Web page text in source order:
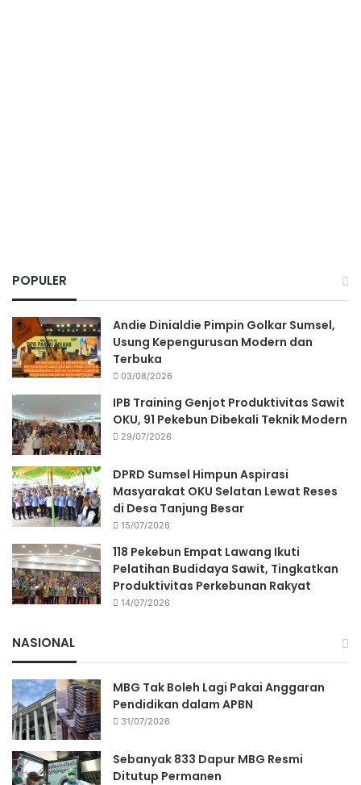
POPULER
Andie Dinialdie Pimpin Golkar Sumsel,
Usung Kepengurusan Modern dan
Terbuka
03/08/2026
IPB Training Genjot Produktivitas Sawit
OKU, 91 Pekebun Dibekali Teknik Modern
29/07/2026
DPRD Sumsel Himpun Aspirasi
Masyarakat OKU Selatan Lewat Reses
di Desa Tanjung Besar
15/07/2026
118 Pekebun Empat Lawang Ikuti
Pelatihan Budidaya Sawit, Tingkatkan
Produktivitas Perkebunan Rakyat
14/07/2026
NASIONAL
MBG Tak Boleh Lagi Pakai Anggaran
Pendidikan dalam APBN
31/07/2026
Sebanyak 833 Dapur MBG Resmi
Ditutup Permanen